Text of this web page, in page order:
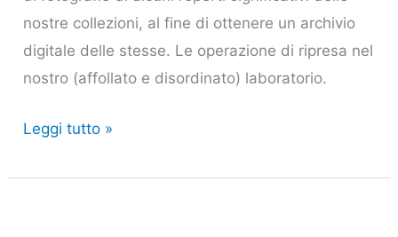
nostre collezioni, al fine di ottenere un archivio
digitale delle stesse. Le operazione di ripresa nel
nostro (affollato e disordinato) laboratorio.
Leggi tutto »